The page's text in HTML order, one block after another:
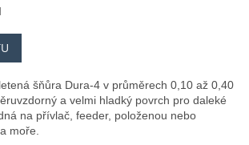
šňůra Dura-4 v průměrech 0,10 až 0,40
a velmi hladký povrch pro daleké
na přívlač, feeder, položenou nebo
moře.